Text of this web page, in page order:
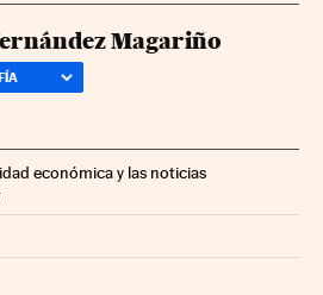
Magariño
económica y las noticias
en Facebook
Días en Twitter